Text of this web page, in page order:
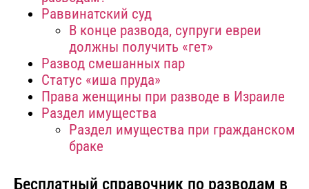
Раввинатский суд
В конце развода, супруги евреи
должны получить «гет»
Развод смешанных пар
Статус «иша пруда»
Права женщины при разводе в Израиле
Раздел имущества
Раздел имущества при гражданском
браке
Бесплатный справочник по разводам в